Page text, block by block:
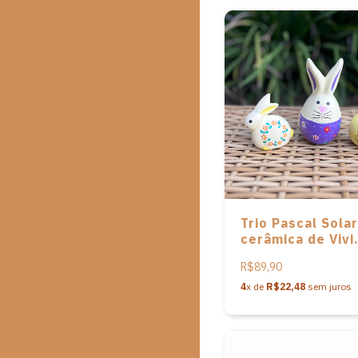
Trio Pascal
cerâmica de Vivi
R$89,90
4x de R$22,48 sem juros